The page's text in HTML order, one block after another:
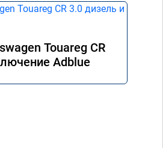
Touareg CR
Adblue